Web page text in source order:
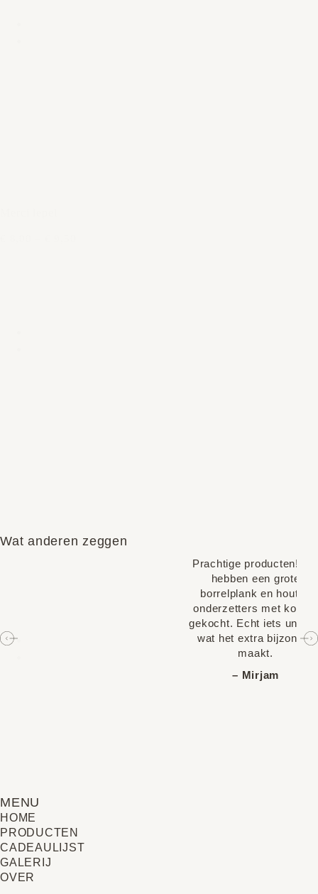
Wat anderen zeggen
Prachtige producten!
hebben een grote
borrelplank en houten
onderzetters met kopjes
gekocht. Echt iets
wat het extra bijzonder
maakt.
– Mirjam
MENU
HOME
PRODUCTEN
CADEAULIJST
GALERIJ
OVER